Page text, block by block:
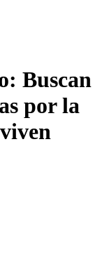
Buscan
por la